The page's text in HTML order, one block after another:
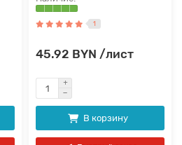
1
45.92 BYN /лист
В корзину